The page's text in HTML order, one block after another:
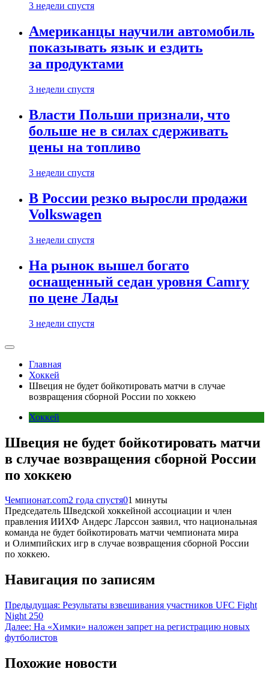
3 недели спустя
Американцы научили автомобиль
показывать язык и ездить
за продуктами
3 недели спустя
Власти Польши признали, что
больше не в силах сдерживать
цены на топливо
3 недели спустя
В России резко выросли продажи
Volkswagen
3 недели спустя
На рынок вышел богато
оснащенный седан уровня Camry
по цене Лады
3 недели спустя
Главная
Хоккей
Швеция не будет бойкотировать матчи в случае
возвращения сборной России по хоккею
Хоккей
Швеция не будет бойкотировать матчи
в случае возвращения сборной России
по хоккею
Чемпионат.com2 года спустя01 минуты
Председатель Шведской хоккейной ассоциации и член
правления ИИХФ Андерс Ларссон заявил, что национальная
команда не будет бойкотировать матчи чемпионата мира
и Олимпийских игр в случае возвращения сборной России
по хоккею.
Навигация по записям
Предыдущая: Результаты взвешивания участников UFC Fight
Night 250
Далее: На «Химки» наложен запрет на регистрацию новых
футболистов
Похожие новости